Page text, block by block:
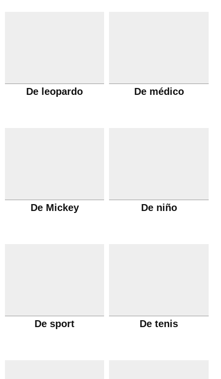
De leopardo De médico
De Mickey De niño
De sport De tenis